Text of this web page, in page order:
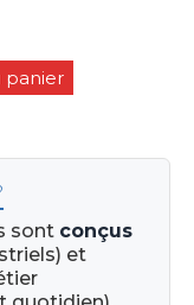
panier
sont conçus
et